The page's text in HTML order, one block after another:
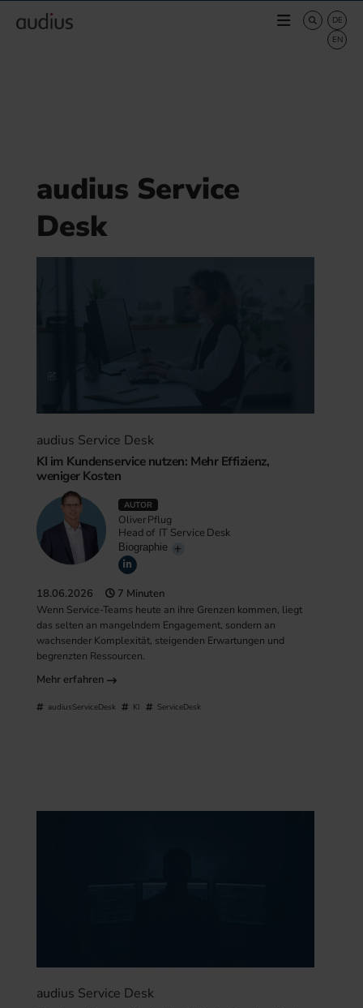
audius Service
Desk
audius Service Desk
KI im Kundenservice nutzen: Mehr Effizienz,
weniger Kosten
AUTOR
Oliver Pflug
Head of IT Service Desk
Biographie
18.06.2026 7 Minuten
Wenn Service-Teams heute an ihre Grenzen kommen, liegt
das selten an mangelndem Engagement, sondern an
wachsender Komplexität, steigenden Erwartungen und
begrenzten Ressourcen.
Mehr erfahren
audiusServiceDesk KI ServiceDesk
audius Service Desk